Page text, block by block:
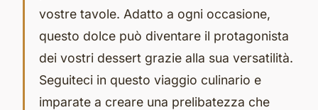
vostre tavole. Adatto a ogni occasione,
questo dolce può diventare il protagonista
dei vostri dessert grazie alla sua versatilità.
Seguiteci in questo viaggio culinario e
imparate a creare una prelibatezza che